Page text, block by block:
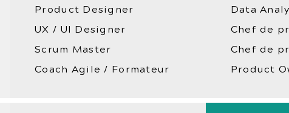
Product Designer
UX / UI Designer
Scrum Master
Coach Agile / Formateur
Data
Chef de
Chef de
Product